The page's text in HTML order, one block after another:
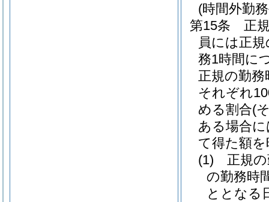
(時間外勤
第15条
正
員には正
務1時間に
正規の勤
それぞれ
める割合(
ある場合
て得た額
(1)
正規
の勤務時
ととなる